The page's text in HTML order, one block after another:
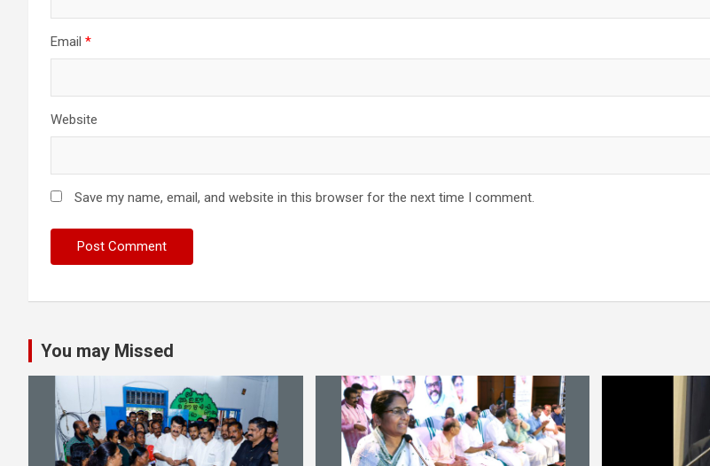
Email *
Website
Save my name, email, and website in this browser for the next time I comment.
You may Missed